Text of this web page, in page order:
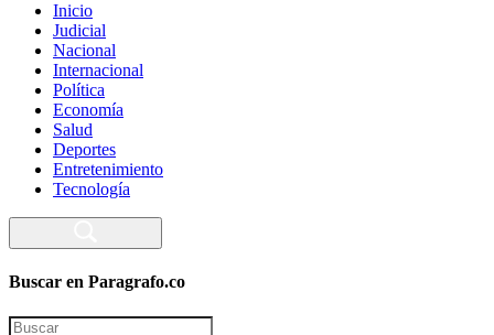
Inicio
Judicial
Nacional
Internacional
Política
Economía
Salud
Deportes
Entretenimiento
Tecnología
Buscar en Paragrafo.co
Search